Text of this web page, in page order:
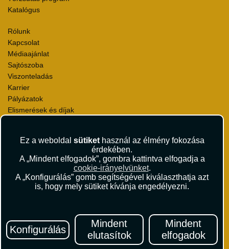
Ez a weboldal sütikethasznál az élmény fokozása
érdekében.
A „Mindent elfogadok”, gombra kattintva elfogadja a
cookie-irányelvünket.
A „Konfigurálás” gomb segítségével kiválaszthatja azt
is, hogy mely sütiket kívánja engedélyezni.
Konfigurálás
Mindent
elutasítok
Mindent
elfogadok
Katalógus
Rólunk
Kapcsolat
Médiaajánlat
Sajtószoba
Viszonteladás
Karrier
Pályázatok
Elismerések és díjak
Utazási Csomag Szerződési Feltételek
Útlemondás-biztosítás Szerződési Feltételek
Utasbiztosítás Szerződési Feltételek
Repülőjegy Szerződési Feltételek
Adatvédelem
Hírlevél
Iratkozzon fel Magyarország egyik legszínesebb utazási